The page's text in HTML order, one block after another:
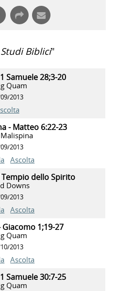
Studi Biblici"
Samuele 28;3-20
Quam
2013
- Matteo 6:22-23
2013
Ascolta
Tempio dello Spirito
Downs
2013
Ascolta
Giacomo 1;19-27
Quam
2013
Ascolta
Samuele 30:7-25
Quam